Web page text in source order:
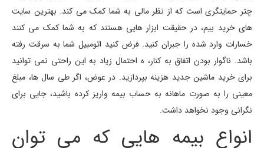
چتر حمایتگری است که از نظر مالی به شما کمک می کند. بهترین سایت
های خرید بیم، در حقیقت ابزار هایی هستند که به شما کمک می کنند
خسارات وارد شده را جبران کنید. فرض کنید اتومبیل شما به سرقت رفته
باشد. ناگوار بودن اتفاق به کنار، ه احتمال زیاد به این راحتی نمی توانید
برای خرید ماشین جدید هزینه بپردازید. در عوض، اگر طی سال ها، مبلغ
معینی را به صورت ماهانه به حساب بیمه واریز کرده باشید، جایی برای
نگرانی وجود نخواهد داشت.
انواع بیمه هایی که می توان